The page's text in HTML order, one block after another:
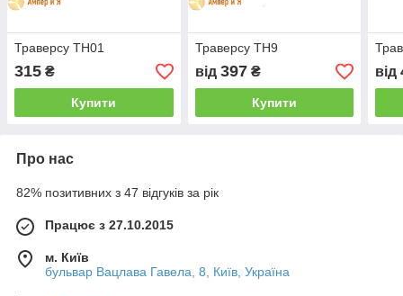
Траверсу ТН01
315 ₴
Купити
Траверсу ТН9
від 397₴
Купити
від
Про нас
82% позитивних з 47 відгуків за рік
Працює з 27.10.2015
м. Київ
бульвар Вацлава Гавела, 8, Київ, Україна